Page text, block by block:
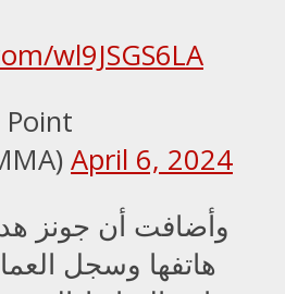
wl9JSGS6LA
April 6, 2024
وأضافت أن جونز
هاتفها وسجل